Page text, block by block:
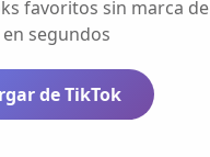
favoritos sin marca de
segundos
de TikTok